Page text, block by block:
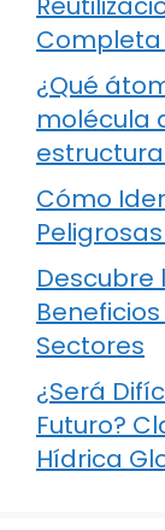
¿Qué
molécula
Cómo
Descubre
Sectores
¿Será
Futuro?
Hídrica